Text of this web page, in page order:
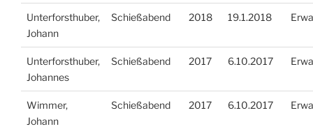
Unterforsthuber,
Johann
Schießabend 2018 19.1.2018
Unterforsthuber,
Johannes
Schießabend 2017 6.10.2017
Wimmer,
Johann
Schießabend 2017 6.10.2017